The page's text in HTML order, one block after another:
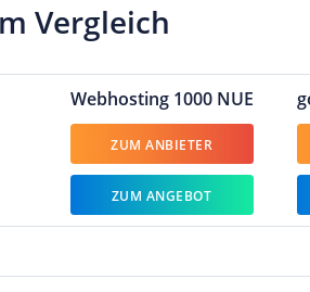
Vergleich
Webhosting 1000 NUE
ZUM ANBIETER
ZUM ANGEBOT